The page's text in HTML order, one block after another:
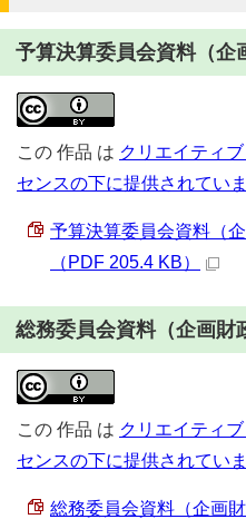
予算決算委員会資料（企
この 作品 は クリエイティ
センスの下に提供されていま
予算決算委員会資料（
（PDF 205.4 KB）
総務委員会資料（企画財
この 作品 は クリエイティ
センスの下に提供されていま
総務委員会資料（企画